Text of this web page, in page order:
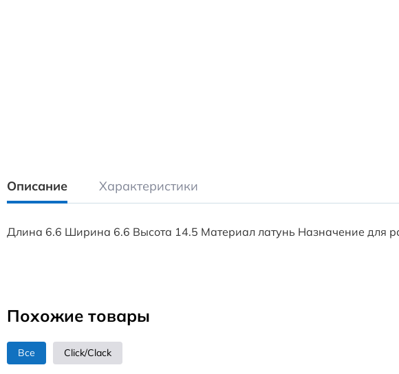
Описание Характеристики
Длина 6.6 Ширина 6.6 Высота 14.5 Материал латунь Назначение для
Похожие товары
Все Click/Clack